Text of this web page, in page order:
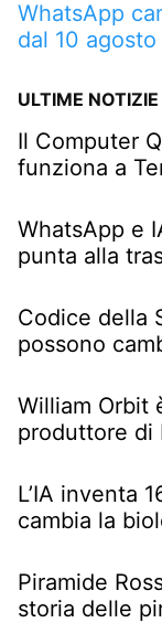
WhatsApp
dal 10
ULTIME
Il Computer
funziona a
WhatsApp e
punta alla
Codice della
possono
William Orbit
produttore di
L’IA inventa
cambia la
Piramide
storia delle